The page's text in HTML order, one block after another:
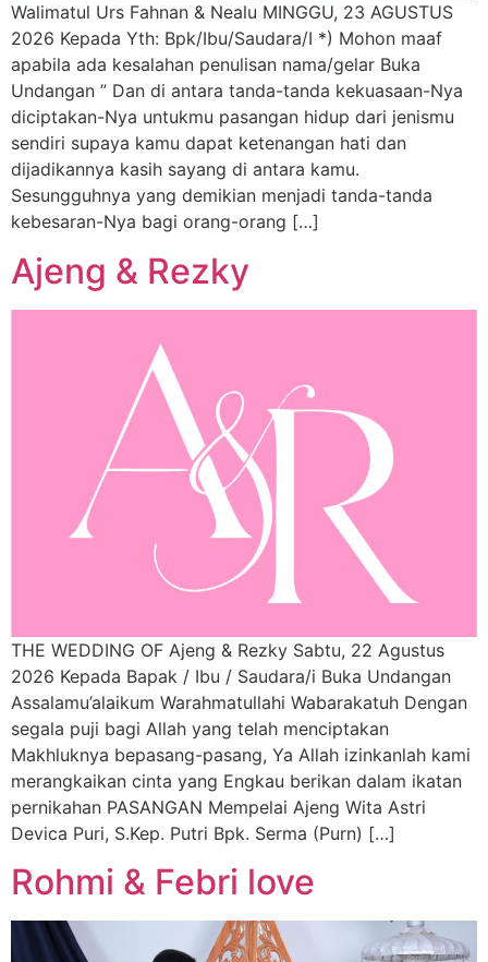
Walimatul Urs Fahnan & Nealu MINGGU, 23 AGUSTUS
2026 Kepada Yth: Bpk/Ibu/Saudara/I *) Mohon maaf
apabila ada kesalahan penulisan nama/gelar Buka
Undangan ” Dan di antara tanda-tanda kekuasaan-Nya
diciptakan-Nya untukmu pasangan hidup dari jenismu
sendiri supaya kamu dapat ketenangan hati dan
dijadikannya kasih sayang di antara kamu.
Sesungguhnya yang demikian menjadi tanda-tanda
kebesaran-Nya bagi orang-orang […]
Ajeng & Rezky
THE WEDDING OF Ajeng & Rezky Sabtu, 22 Agustus
2026 Kepada Bapak / Ibu / Saudara/i Buka Undangan
Assalamu’alaikum Warahmatullahi Wabarakatuh Dengan
segala puji bagi Allah yang telah menciptakan
Makhluknya bepasang-pasang, Ya Allah izinkanlah kami
merangkaikan cinta yang Engkau berikan dalam ikatan
pernikahan PASANGAN Mempelai Ajeng Wita Astri
Devica Puri, S.Kep. Putri Bpk. Serma (Purn) […]
Rohmi & Febri love